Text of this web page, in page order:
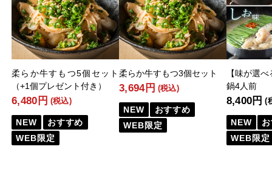
柔らか牛すもつ5個セット
（+1個プレゼント付き）
6,480円 (税込)
NEW
おすすめ
WEB限定
柔らか牛すもつ3個セット
3,694円 (税込)
NEW
おすすめ
WEB限定
【味が選
鍋4人前
8,400円 (
NEW
WEB限定